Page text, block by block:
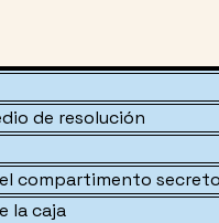
de resolución
compartimento secreto
la caja